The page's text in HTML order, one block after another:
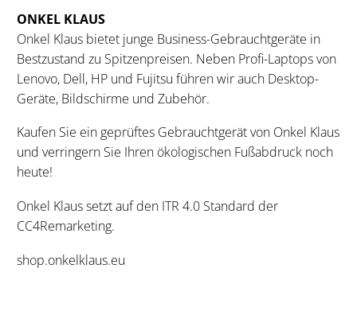
ONKEL KLAUS
Onkel Klaus bietet junge Business-Gebrauchtgeräte in
Bestzustand zu Spitzenpreisen. Neben Profi-Laptops von
Lenovo, Dell, HP und Fujitsu führen wir auch Desktop-
Geräte, Bildschirme und Zubehör.
Kaufen Sie ein geprüftes Gebrauchtgerät von Onkel Klaus
und verringern Sie Ihren ökologischen Fußabdruck noch
heute!
Onkel Klaus setzt auf den ITR 4.0 Standard der
CC4Remarketing.
shop.onkelklaus.eu